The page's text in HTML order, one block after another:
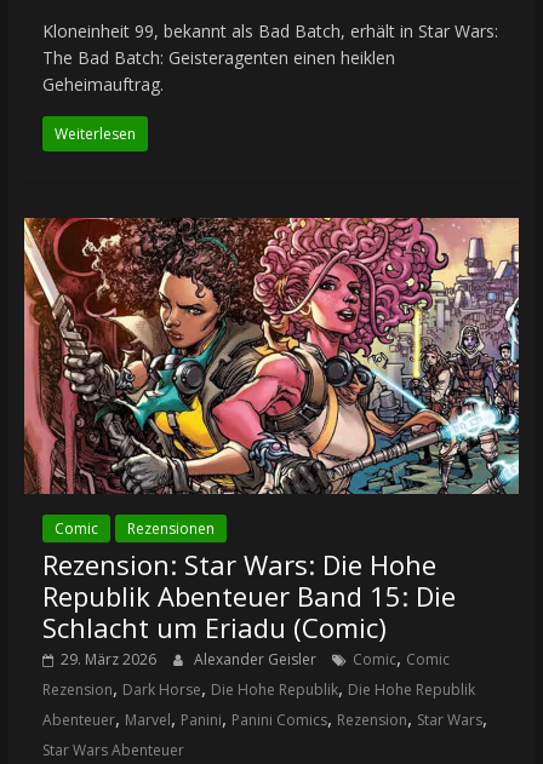
Kloneinheit 99, bekannt als Bad Batch, erhält in Star Wars:
The Bad Batch: Geisteragenten einen heiklen
Geheimauftrag.
Weiterlesen
Comic Rezensionen
Rezension: Star Wars: Die Hohe
Republik Abenteuer Band 15: Die
Schlacht um Eriadu (Comic)
29. März 2026 Alexander Geisler Comic, Comic
Rezension, Dark Horse, Die Hohe Republik, Die Hohe Republik
Abenteuer, Marvel, Panini, Panini Comics, Rezension, Star Wars,
Star Wars Abenteuer